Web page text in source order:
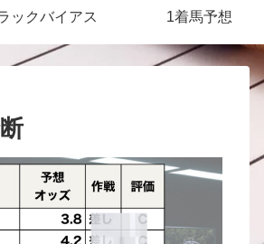
ックバイアス 1着馬予想